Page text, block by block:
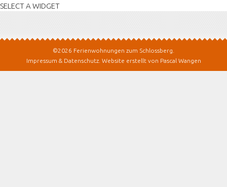
SELECT A WIDGET
©2026 Ferienwohnungen zum Schlossberg.
Impressum & Datenschutz. Website erstellt von Pascal Wangen